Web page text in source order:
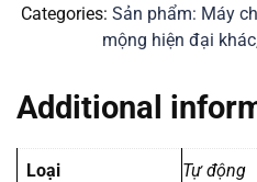
Categories: Sản phẩm: Máy
mộng hiện đại khác
Additional
Loại Tự động